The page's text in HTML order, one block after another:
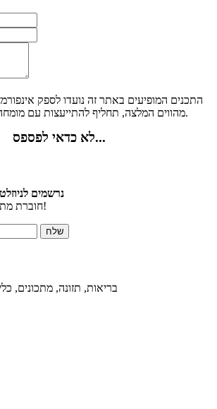
התכנים המופיעים באתר זה נועדו לספק
מהווים המלצה, תחליף להתייעצות עם מומחה או קבלת ייעוץ רפואי.
לא כדאי לפספס...
נרשמים
חוברת מתכונים מהירים לדיאטה!
בריאות, תזונה, מתכונים,